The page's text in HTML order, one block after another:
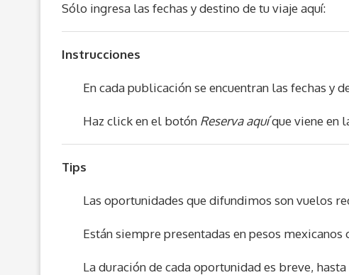
Sólo ingresa las fechas y destino de tu viaje aquí:
Instrucciones
En cada publicación se encuentran las fechas y
Haz click en el botón Reserva aquíque viene en
Tips
Las oportunidades que difundimos son vuelos
Están siempre presentadas en pesos
La duración de cada oportunidad es breve,